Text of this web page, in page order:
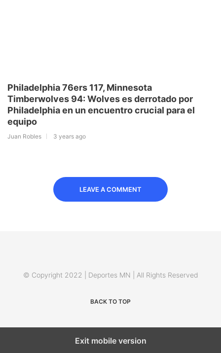
Philadelphia 76ers 117, Minnesota
Timberwolves 94: Wolves es derrotado por
Philadelphia en un encuentro crucial para el
equipo
Juan Robles 3 years ago
LEAVE A COMMENT
© Copyright 2022 | Deportes MN | All Rights Reserved
BACK TO TOP
Exit mobile version